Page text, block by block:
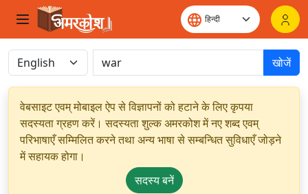
खोजें
वेबसाइट एवम् मोबाइल ऐप से विज्ञापनों को हटाने के लिए कृपया
सदस्यता ग्रहण करें। सदस्यता शुल्क अमरकोश में नए शब्द एवम्
परिभाषाएँ सम्मिलित करने तथा अन्य भाषा से सम्बन्धित सुविधाएँ जोड़ने
में सहायक होगा।
सदस्य बनें